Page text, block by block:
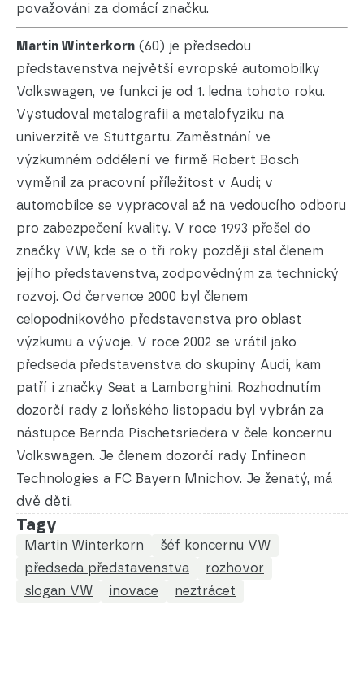
považováni za domácí značku.
Martin Winterkorn (60) je předsedou
představenstva největší evropské automobilky
Volkswagen, ve funkci je od 1. ledna tohoto roku.
Vystudoval metalografii a metalofyziku na
univerzitě ve Stuttgartu. Zaměstnání ve
výzkumném oddělení ve firmě Robert Bosch
vyměnil za pracovní příležitost v Audi; v
automobilce se vypracoval až na vedoucího odboru
pro zabezpečení kvality. V roce 1993 přešel do
značky VW, kde se o tři roky později stal členem
jejího představenstva, zodpovědným za technický
rozvoj. Od července 2000 byl členem
celopodnikového představenstva pro oblast
výzkumu a vývoje. V roce 2002 se vrátil jako
předseda představenstva do skupiny Audi, kam
patří i značky Seat a Lamborghini. Rozhodnutím
dozorčí rady z loňského listopadu byl vybrán za
nástupce Bernda Pischetsriedera v čele koncernu
Volkswagen. Je členem dozorčí rady Infineon
Technologies a FC Bayern Mnichov. Je ženatý, má
dvě děti.
Tagy
Martin Winterkorn
šéf koncernu VW
předseda představenstva
rozhovor
slogan VW
inovace neztrácet